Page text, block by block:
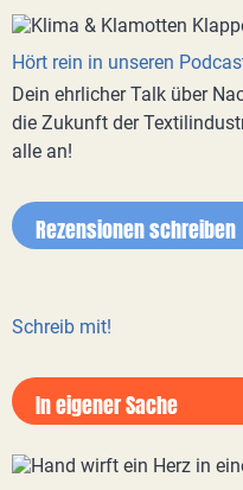
Hört rein in unseren
Dein ehrlicher Talk über
die Zukunft der
alle an!
Rezensionen schreiben
Schreib mit!
In eigener Sache